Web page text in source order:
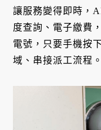
讓服務變得即時，
度查詢、電子繳費
電號，只要手機按
域、串接派工流程。